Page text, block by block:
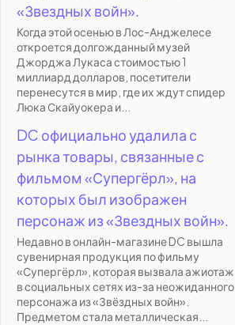
«Звездных войн».
Когда этой осенью в Лос-Анджелесе
откроется долгожданный музей
Джорджа Лукаса стоимостью 1
миллиард долларов, посетители
перенесутся в мир, где их ждут спидер
Люка Скайуокера и...
DC официально удалила с
рынка товары, связанные с
фильмом «Супергёрл», на
которых был изображен
персонаж из «Звездных войн».
Недавно в онлайн-магазине DC вышла
сувенирная продукция по фильму
«Супергёрл», которая вызвала ажиотаж
в социальных сетях из-за неожиданного
персонажа из «Звёздных войн».
Предметом стала металлическая...